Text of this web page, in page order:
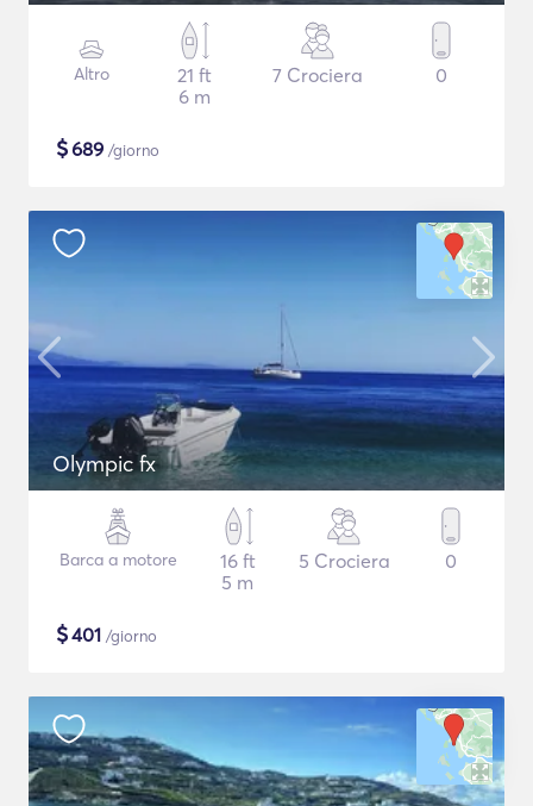
Altro
21 ft
6 m
7 Crociera 0
$689 /giorno
Olympic fx
Barca a motore
16 ft
5 m
5 Crociera 0
$401 /giorno